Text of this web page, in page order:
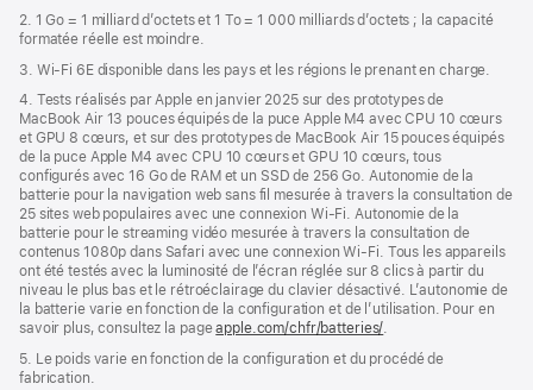
2. 1 Go = 1 milliard d’octets et 1 To = 1 000 milliards d’octets ; la capacité
formatée réelle est moindre.
3. Wi-Fi 6E disponible dans les pays et les régions le prenant en charge.
4. Tests réalisés par Apple en janvier 2025 sur des prototypes de
MacBook Air 13 pouces équipés de la puce Apple M4 avec CPU 10 cœurs
et GPU 8 cœurs, et sur des prototypes de MacBook Air 15 pouces équipés
de la puce Apple M4 avec CPU 10 cœurs et GPU 10 cœurs, tous
configurés avec 16 Go de RAM et un SSD de 256 Go. Autonomie de la
batterie pour la navigation web sans fil mesurée à travers la consultation de
25 sites web populaires avec une connexion Wi-Fi. Autonomie de la
batterie pour le streaming vidéo mesurée à travers la consultation de
contenus 1080p dans Safari avec une connexion Wi-Fi. Tous les appareils
ont été testés avec la luminosité de l’écran réglée sur 8 clics à partir du
niveau le plus bas et le rétroéclairage du clavier désactivé. L’autonomie de
la batterie varie en fonction de la configuration et de l’utilisation. Pour en
savoir plus, consultez la pageapple.com/chfr/batteries/.
5. Le poids varie en fonction de la configuration et du procédé de
fabrication.